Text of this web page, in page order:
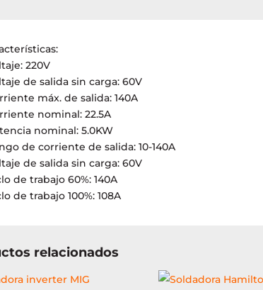
220V
de salida sin carga: 60V
máx. de salida: 140A
nominal: 22.5A
nominal: 5.0KW
de corriente de salida: 10-140A
de salida sin carga: 60V
de trabajo 60%: 140A
de trabajo 100%: 108A
relacionados